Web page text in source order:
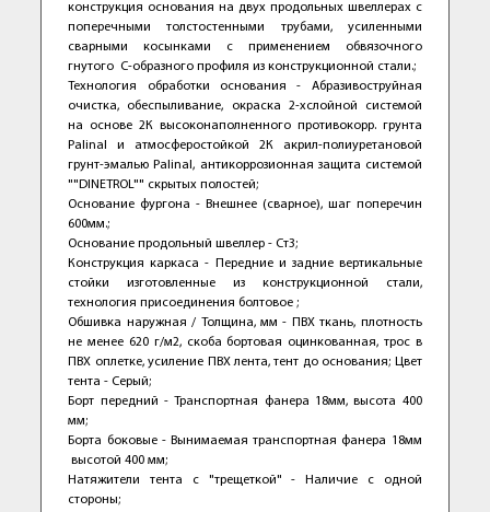
конструкция основания на двух продольных швеллерах с
поперечными толстостенными трубами, усиленными
сварными косынками с применением обвязочного
гнутого С-образного профиля из конструкционной стали.;
Технология обработки основания - Абразивоструйная
очистка, обеспыливание, окраска 2-хслойной системой
на основе 2К высоконаполненного противокорр. грунта
Palinal и атмосферостойкой 2К акрил-полиуретановой
грунт-эмалью Palinal, антикоррозионная защита системой
""DINETROL"" скрытых полостей;
Основание фургона - Внешнее (сварное), шаг поперечин
600мм.;
Основание продольный швеллер - Ст3;
Конструкция каркаса - Передние и задние вертикальные
стойки изготовленные из конструкционной стали,
технология присоединения болтовое ;
Обшивка наружная / Толщина, мм - ПВХ ткань, плотность
не менее 620 г/м2, скоба бортовая оцинкованная, трос в
ПВХ оплетке, усиление ПВХ лента, тент до основания; Цвет
тента - Серый;
Борт передний - Транспортная фанера 18мм, высота 400
мм;
Борта боковые - Вынимаемая транспортная фанера 18мм
высотой 400 мм;
Натяжители тента с "трещеткой" - Наличие с одной
стороны;